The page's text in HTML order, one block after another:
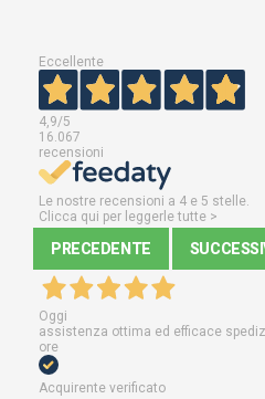
Eccellente
4,9/5
16.067
recensioni
Le nostre recensioni a 4 e 5 stelle.
Clicca qui per leggerle tutte >
PRECEDENTE
Oggi
assistenza ottima ed efficace
ore
Acquirente verificato